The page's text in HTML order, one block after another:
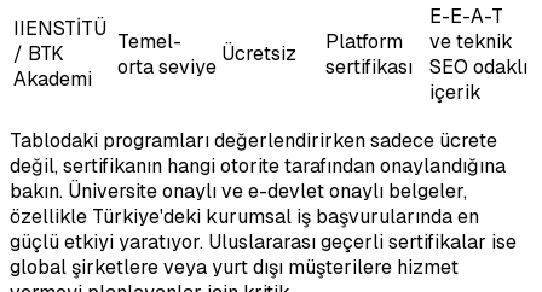
IIENSTİTÜ
/ BTK
Akademi
Temel-
orta seviye
Ücretsiz
Platform
sertifikası
E-E-A-T
ve teknik
SEO odaklı
içerik
Tablodaki programları değerlendirirken sadece ücrete
değil, sertifikanın hangi otorite tarafından onaylandığına
bakın. Üniversite onaylı ve e-devlet onaylı belgeler,
özellikle Türkiye'deki kurumsal iş başvurularında en
güçlü etkiyi yaratıyor. Uluslararası geçerli sertifikalar ise
global şirketlere veya yurt dışı müşterilere hizmet